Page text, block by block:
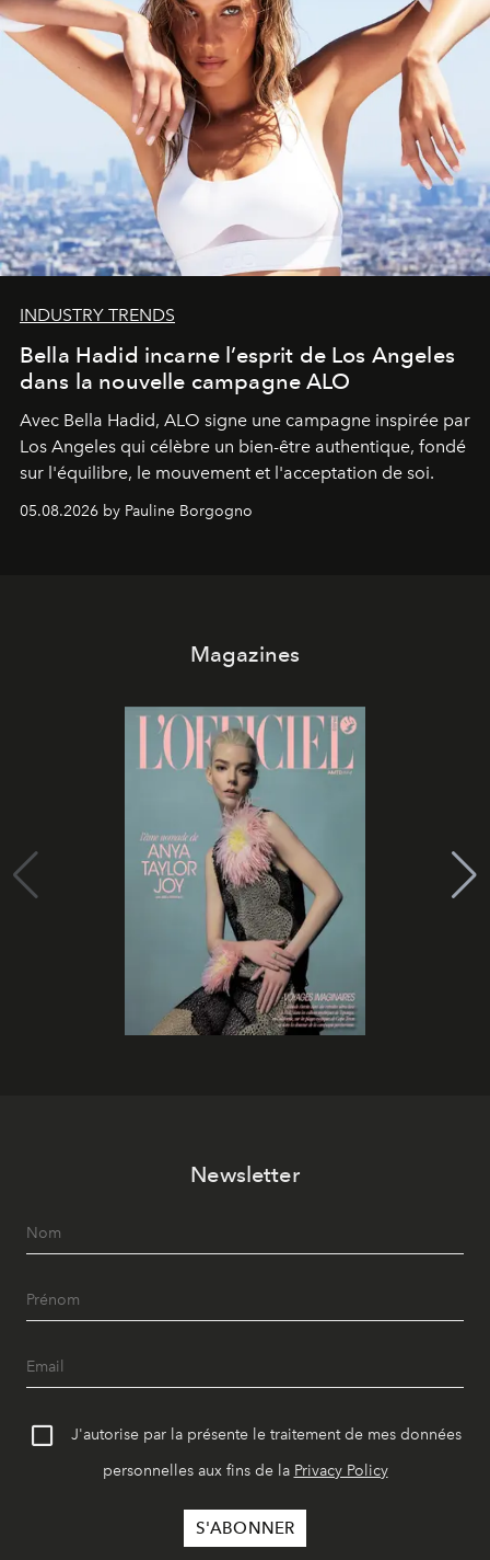
INDUSTRY TRENDS
Bella Hadid incarne l’esprit de Los Angeles
dans la nouvelle campagne ALO
Avec Bella Hadid, ALO signe une campagne inspirée par
Los Angeles qui célèbre un bien-être authentique, fondé
sur l'équilibre, le mouvement et l'acceptation de soi.
05.08.2026 by Pauline Borgogno
Magazines
Newsletter
J'autorise par la présente le traitement de mes données
personnelles aux fins de la Privacy Policy